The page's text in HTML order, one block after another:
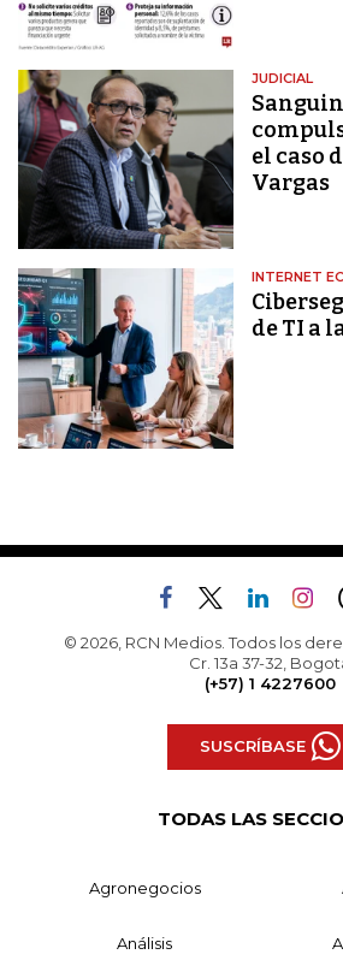
JUDICIAL
el caso
Vargas
INTERNET
de TI a
© 2026, RCN Medios. Todos los
Cr. 13a 37-32,
(+57) 1 4227600
SUSCRÍBASE
TODAS LAS
Agronegocios
Análisis